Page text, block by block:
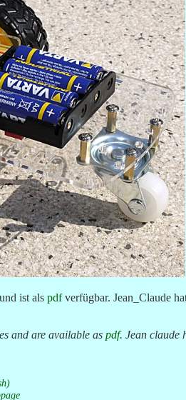
ist als pdfverfügbar. Jean_Claude
and are available as pdf. Jean claude